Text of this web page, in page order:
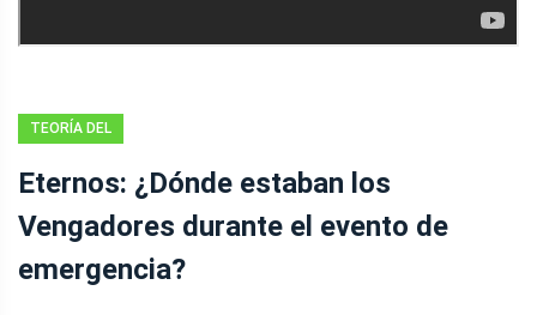
TEORÍA DEL
Eternos: ¿Dónde estaban los
Vengadores durante el evento de
emergencia?